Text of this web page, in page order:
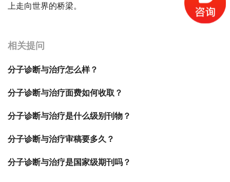
上走向世界的桥梁。
相关提问
分子诊断与治疗怎么样？
分子诊断与治疗面费如何收取？
分子诊断与治疗是什么级别刊物？
分子诊断与治疗审稿要多久？
分子诊断与治疗是国家级期刊吗？